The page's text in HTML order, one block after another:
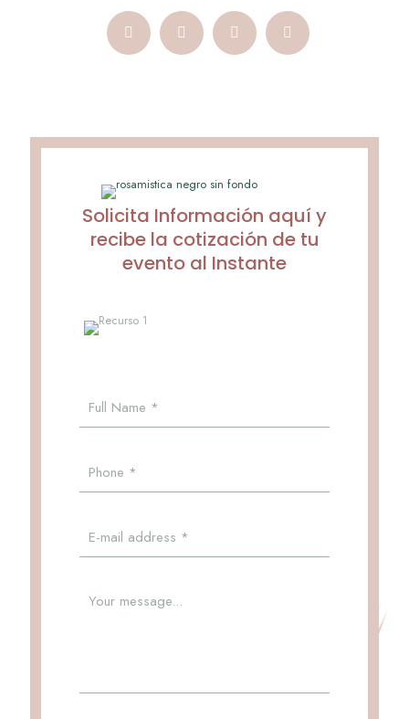
Solicita Información aquí y
recibe la cotización de tu
evento al Instante